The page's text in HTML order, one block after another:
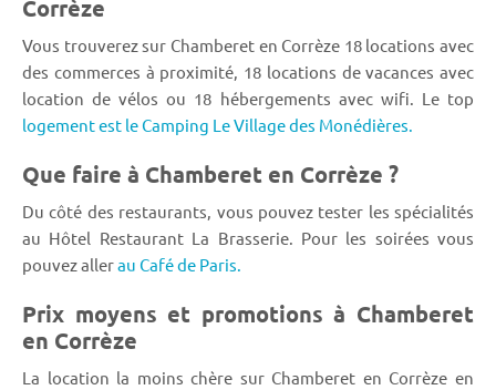
Corrèze
Vous trouverez sur Chamberet en Corrèze 18 locations avec
des commerces à proximité, 18 locations de vacances avec
location de vélos ou 18 hébergements avec wifi. Le top
logement est le Camping Le Village des Monédières.
Que faire à Chamberet en Corrèze ?
Du côté des restaurants, vous pouvez tester les spécialités
au Hôtel Restaurant La Brasserie. Pour les soirées vous
pouvez allerau Café de Paris.
Prix moyens et promotions à Chamberet
en Corrèze
La location la moins chère sur Chamberet en Corrèze en